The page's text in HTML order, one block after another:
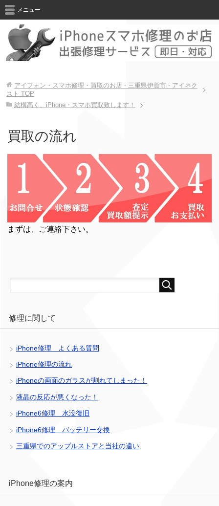
メニュー
アイフォン・スマホ修理・買取のお店 - 三重県伊賀市 - アイネク
スト TOP
結構高く、iPhone・スマホ買取致します！
買取の流れ
まずは、ご連絡下さい。
修理に関して
iPhone修理 よくある質問
iPhone修理の流れ
iPhoneの画面のガラスが割れてしまった！
液晶の反応が悪くなった！
iPhone6修理 水没復旧
iPhone6修理 バッテリー交換
三重県でのアップルストアと当社の違い
iPhone修理の案内